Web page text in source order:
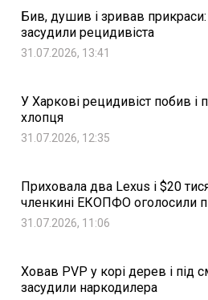
Бив, душив і зривав
засудили рецидивіста
31.07.2026, 13:41
У Харкові рецидивіст побив і
хлопця
31.07.2026, 12:35
Приховала два Lexus і $20
членкині ЕКОПФО оголосили
31.07.2026, 11:06
Ховав PVP у корі дерев і під
засудили наркодилера